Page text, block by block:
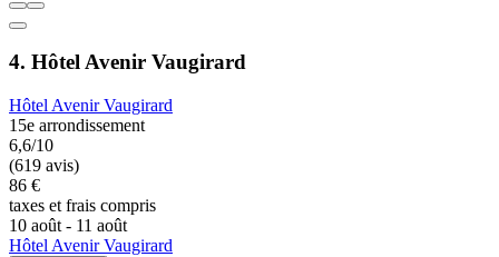
4. Hôtel Avenir Vaugirard
Hôtel Avenir Vaugirard
15e arrondissement
6,6/10
(619 avis)
86 €
taxes et frais compris
10 août - 11 août
Hôtel Avenir Vaugirard